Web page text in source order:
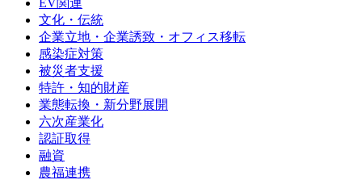
EV関連
文化・伝統
企業立地・企業誘致・オフィス移転
感染症対策
被災者支援
特許・知的財産
業態転換・新分野展開
六次産業化
認証取得
融資
農福連携